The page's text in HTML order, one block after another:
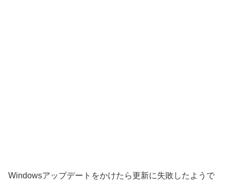
Windowsアップデートをかけたら更新に失敗したようで